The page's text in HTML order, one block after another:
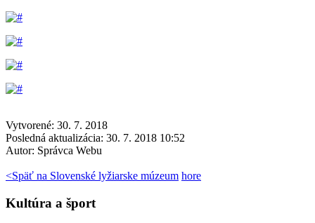
Vytvorené: 30. 7. 2018
Posledná aktualizácia: 30. 7. 2018 10:52
Autor: Správca Webu
<Späť na Slovenské lyžiarske múzeum hore
Kultúra a šport